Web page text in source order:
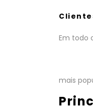
Em todo
mais